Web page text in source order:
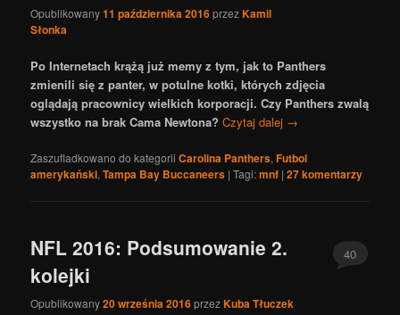
Opublikowany11 października 2016przezKamil
Słonka
Po Internetach krążą już memy z tym, jak to Panthers
zmienili się z panter, w potulne kotki, których zdjęcia
oglądają pracownicy wielkich korporacji. Czy Panthers zwalą
wszystko na brak Cama Newtona? Czytaj dalej →
Zaszufladkowano do kategorii Carolina Panthers,Futbol
amerykański,Tampa Bay Buccaneers |Tagi:mnf |27komentarzy
NFL 2016: Podsumowanie 2.
kolejki
Opublikowany20 września 2016przezKuba Tłuczek
40